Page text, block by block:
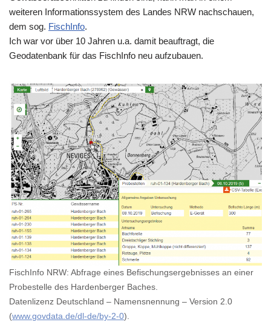
weiteren Informationssystem des Landes NRW nachschauen,
dem sog. FischInfo.
Ich war vor über 10 Jahren u.a. damit beauftragt, die
Geodatenbank für das FischInfo neu aufzubauen.
FischInfo NRW: Abfrage eines Befischungsergebnisses an einer
Probestelle des Hardenberger Baches.
Datenlizenz Deutschland – Namensnennung – Version 2.0
(www.govdata.de/dl-de/by-2-0).